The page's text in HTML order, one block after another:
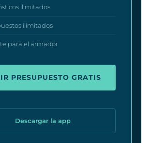
ilimitados
ilimitados
para el armador
PRESUPUESTO GRATIS
Descargar la app